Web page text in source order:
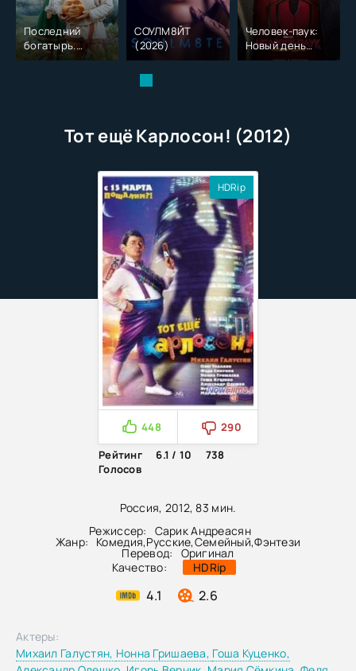
Последний
богатырь.
Колобок (2026)
СОУЛМ8ЙТ
(2026)
Человек-паук:
Новый день
(2026)
Тот ещё Карлосон! (2012)
Россия, 2012, 83 мин.
Режиссер:
Сарик Андреасян
Жанр: Комедия,Русские,Семейный,Фэнтези
Перевод:
Оригинал
Качество:
HDRip
4.1 2.6
HDRip
448
290
Рейтинг
6.1 / 10
738
Голосов
Актеры:
Михаил Галустян, Нонна Гришаева, Гоша Куценко,